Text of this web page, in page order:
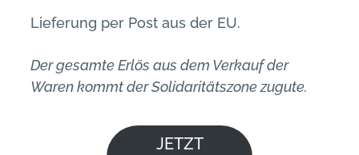
Lieferung per Post aus der EU.
Der gesamte Erlös aus dem Verkauf der
Waren kommt der Solidaritätszone zugute.
JETZT